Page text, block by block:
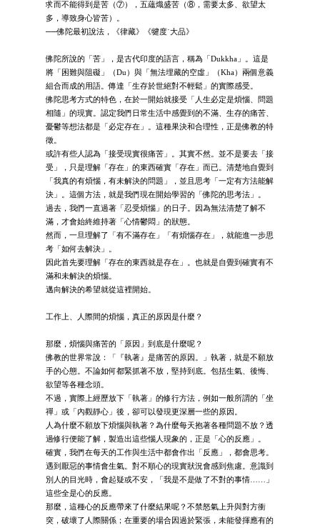
求而不能得到是苦（⑦），五蘊熾盛苦（⑧，需要太多、欲望太
多，導致身心皆苦）。
──佛陀最初說法，《律藏》《犍度˙大品》
佛陀所說的「苦」，是古代印度的語言，稱為「Dukkha」。這是
將「困難與阻礙」（Du）與「無法埋藏的空虛」（Kha）兩個意義
組合而成的用語。傳達「生存於世絕對不輕鬆」的實際感受。
佛陀思考方式的特色，在於一開始就接受「人生必定是煩惱、問題
相隨」的現實。認定我們日常生活中感覺到的不滿、生存的痛苦、
憂鬱等想法都是「必定存在」。這種果決和合理性，正是佛教的特
徵。
或許有些人認為「接受現實很痛苦」。其實不然。並不是要去「接
受」，只是理解「存在」的東西確實「存在」而已。清楚地自覺到
「我真的有煩惱，有未解決的問題」，並且思考「一定有方法能解
決」。這個方法，就是我們現在開始學習的「佛陀的思考法」。
過去，我們一直過著「忍受煩惱」的日子。因為無法清楚了解不
滿，才會始終維持著「心情鬱悶」的狀態。
然而，一旦理解了「有不滿存在」「有煩惱存在」，就能進一步思
考「如何去解決」。
因此首先要理解「存在的東西就是存在」。也就是自覺到確實有不
滿和未解決的煩惱。
邁向解決的希望就從這裡開始。
工作上、人際間的煩惱，真正的原因是什麼？
那麼，煩惱與痛苦的「原因」到底是什麼呢？
佛教的世界常說：「『執著』是痛苦的原因。」執著，就是不願放
手的心態。不論如何都緊抓著不放，堅持到底。包括生氣、後悔、
欲望等各種念頭。
不過，實際上經歷放下「執著」的修行方法，例如一般所謂的「坐
禪」或「內觀靜心」後，卻可以發現更深層一些的原因。
人為什麼不願放下煩惱與執著？為什麼每天抱著各種問題不放？透
過修行便能了解，製造出這些惱人現象的，正是「心的反應」。
確實，我們在每天的工作與生活中都會作出「反應」，都會思考。
遇到厭惡的事情會生氣。對不順心的現實狀況會感到焦慮。意識到
別人的目光時，會起疑或不安，「我是不是做了不對的事情……」
這些全是心的反應。
那麼，這種心的反應帶來了什麼結果呢？不禁怒氣上升與對方衝
突，破壞了人際關係；在重要的場合因過於緊張，未能發揮應有的